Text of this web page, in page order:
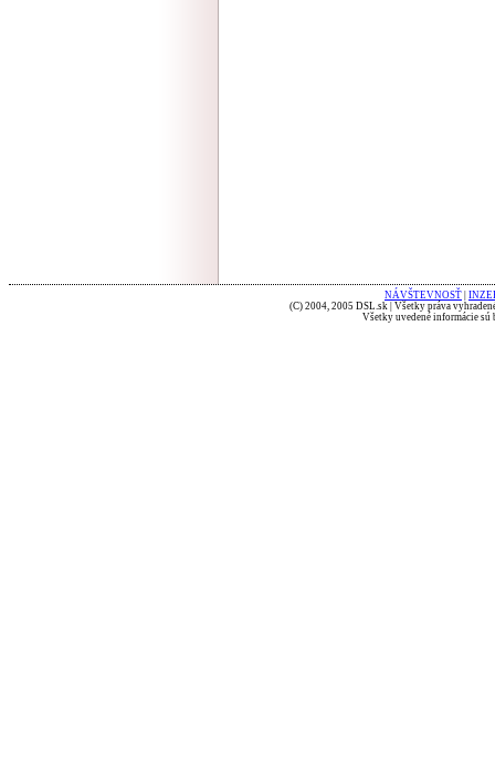
NÁVŠTEVNOSŤ
(C) 2004, 2005 DSL.sk | Všetky práva
Všetky uvedené informácie sú